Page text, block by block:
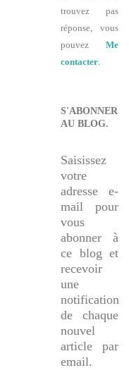
trouvez pas
réponse, vous
pouvez Me
contacter
S'ABONNER
AU BLOG.
Saisissez
votre
adresse e-
mail pour
vous
abonner à
ce blog et
recevoir
une
notification
de chaque
nouvel
article par
email.